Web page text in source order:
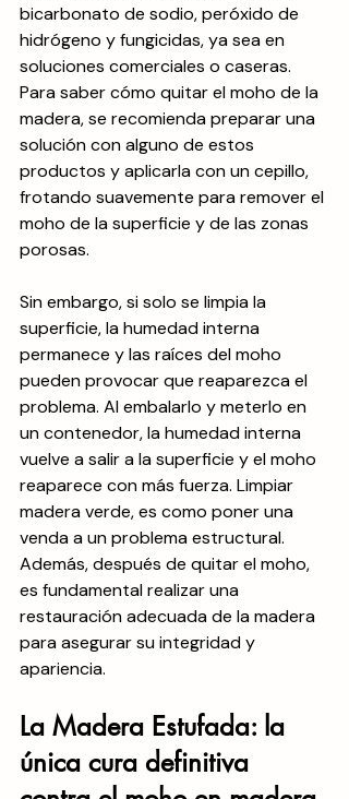
bicarbonato de sodio, peróxido de
hidrógeno y fungicidas, ya sea en
soluciones comerciales o caseras.
Para saber cómo quitar el moho de la
madera, se recomienda preparar una
solución con alguno de estos
productos y aplicarla con un cepillo,
frotando suavemente para remover el
moho de la superficie y de las zonas
porosas.
Sin embargo, si solo se limpia la
superficie, la humedad interna
permanece y las raíces del moho
pueden provocar que reaparezca el
problema. Al embalarlo y meterlo en
un contenedor, la humedad interna
vuelve a salir a la superficie y el moho
reaparece con más fuerza. Limpiar
madera verde, es como poner una
venda a un problema estructural.
Además, después de quitar el moho,
es fundamental realizar una
restauración adecuada de la madera
para asegurar su integridad y
apariencia.
La Madera Estufada: la
única cura definitiva